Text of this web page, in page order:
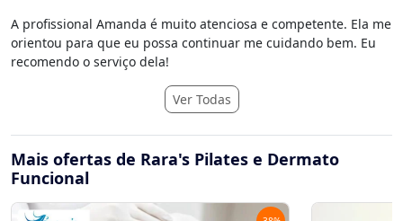
A profissional Amanda é muito atenciosa e competente. Ela me
orientou para que eu possa continuar me cuidando bem. Eu
recomendo o serviço dela!
Ver Todas
Mais ofertas de Rara's Pilates e Dermato
Funcional